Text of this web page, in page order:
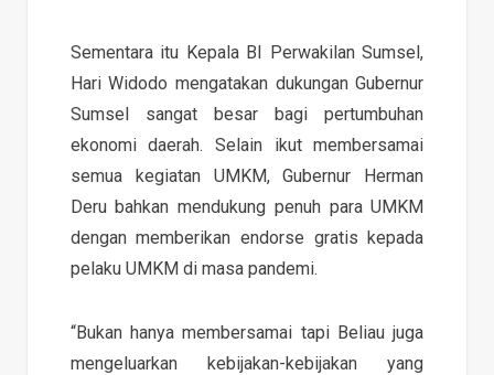
Sementara itu Kepala BI Perwakilan Sumsel,
Hari Widodo mengatakan dukungan Gubernur
Sumsel sangat besar bagi pertumbuhan
ekonomi daerah. Selain ikut membersamai
semua kegiatan UMKM, Gubernur Herman
Deru bahkan mendukung penuh para UMKM
dengan memberikan endorse gratis kepada
pelaku UMKM di masa pandemi.
“Bukan hanya membersamai tapi Beliau juga
mengeluarkan kebijakan-kebijakan yang